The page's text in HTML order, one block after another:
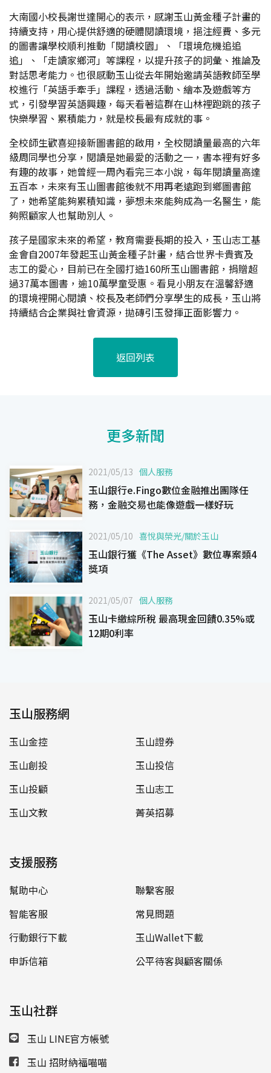
大南國小校長謝世達開心的表示，感謝玉山黃金種子計畫的
持續支持，用心提供舒適的硬體閱讀環境，挹注經費、多元
的圖書讓學校順利推動「閱讀校園」、「環境危機追追
追」、「走讀家鄉河」等課程，以提升孩子的詞彙、推論及
對話思考能力。也很感動玉山從去年開始邀請英語教師至學
校進行「英語手牽手」課程，透過活動、繪本及遊戲等方
式，引發學習英語興趣，每天看著這群在山林裡跑跳的孩子
快樂學習、累積能力，就是校長最有成就的事。
全校師生歡喜迎接新圖書館的啟用，全校閱讀量最高的六年
級周同學也分享，閱讀是她最愛的活動之一，書本裡有好多
有趣的故事，她曾經一周內看完三本小說，每年閱讀量高達
五百本，未來有玉山圖書館後就不用再老遠跑到鄉圖書館
了，她希望能夠累積知識，夢想未來能夠成為一名醫生，能
夠照顧家人也幫助別人。
孩子是國家未來的希望，教育需要長期的投入，玉山志工基
金會自2007年發起玉山黃金種子計畫，結合世界卡貴賓及
志工的愛心，目前已在全國打造160所玉山圖書館，捐贈超
過37萬本圖書，逾10萬學童受惠。看見小朋友在溫馨舒適
的環境裡開心閱讀、校長及老師們分享學生的成長，玉山將
持續結合企業與社會資源，拋磚引玉發揮正面影響力。
返回列表
更多新聞
2021/05/13 個人服務
玉山銀行e.Fingo數位金融推出團隊任
務，金融交易也能像遊戲一樣好玩
2021/05/10 喜悅與榮光/關於玉山
玉山銀行獲《The Asset》數位專案類4
獎項
2021/05/07 個人服務
玉山卡繳綜所稅 最高現金回饋0.35%或
12期0利率
玉山服務網
玉山金控
玉山證券
玉山創投
玉山投信
玉山投顧
玉山志工
玉山文教
菁英招募
支援服務
幫助中心
聯繫客服
智能客服
常見問題
行動銀行下載
玉山Wallet下載
申訴信箱
公平待客與顧客關係
玉山社群
玉山 LINE官方帳號
玉山 招財納福喵喵